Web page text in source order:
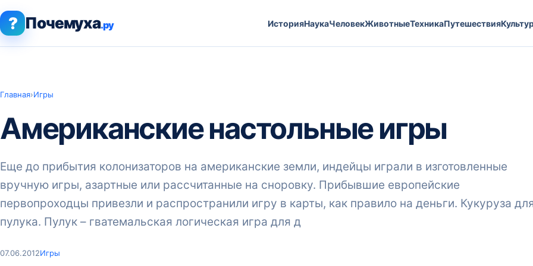
? Почемуха.ру ИсторияНаукаЧеловекЖивотныеТехникаПутешествия
Главная›Игры
Американские настольные игры
Еще до прибытия колонизаторов на американские земли, индейцы играли в изготовленные
вручную игры, азартные или рассчитанные на сноровку. Прибывшие европейские
первопроходцы привезли и распространили игру в карты, как правило на деньги. Кукуруза
пулука. Пулук – гватемальская логическая игра для д
07.06.2012Игры